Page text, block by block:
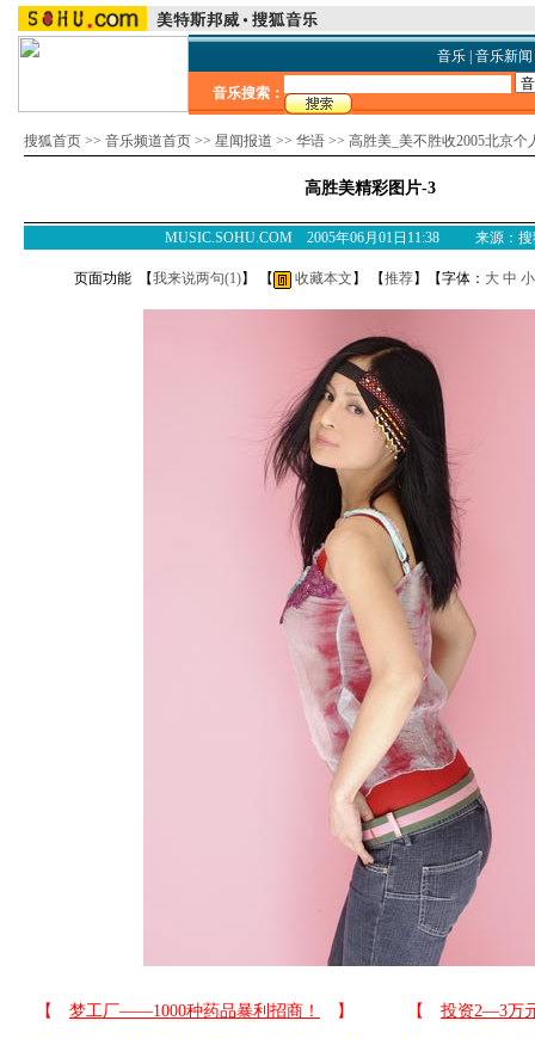
音乐| 音乐新闻
音乐搜索：
搜狐首页 >> 音乐频道首页 >> 星闻报道 >> 华语 >> 高胜美_美不胜收2005北京个
高胜美精彩图片-3
MUSIC.SOHU.COM 2005年06月01日11:38 来源：搜
页面功能 【我来说两句(1)】 【 收藏本文 】 【推荐】【字体： 大 中 小